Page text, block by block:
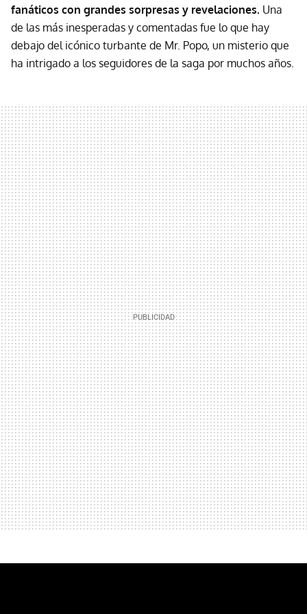
fanáticos con grandes sorpresas y revelaciones. Una
de las más inesperadas y comentadas fue lo que hay
debajo del icónico turbante de Mr. Popo, un misterio que
ha intrigado a los seguidores de la saga por muchos años.